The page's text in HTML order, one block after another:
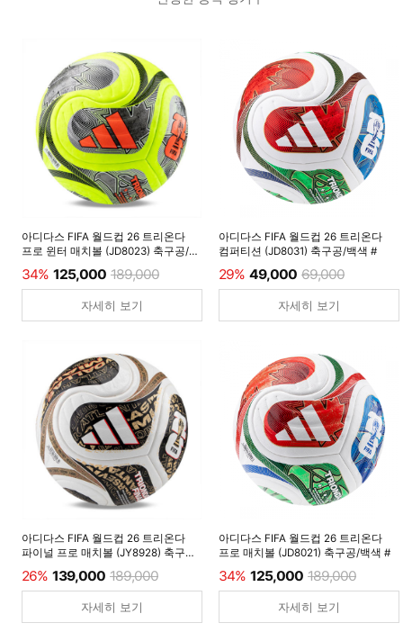
아디다스 FIFA 월드컵 26 트리온다
프로 윈터 매치볼 (JD8023) 축구공/
34% 125,000 189,000
자세히 보기
아디다스 FIFA 월드컵 26 트리온다
컴퍼티션 (JD8031) 축구공/백색 #
29% 49,000 69,000
자세히 보기
아디다스 FIFA 월드컵 26 트리온다
파이널 프로 매치볼 (JY8928) 축구공/
26% 139,000 189,000
자세히 보기
아디다스 FIFA 월드컵 26 트리온다
프로 매치볼 (JD8021) 축구공/백색 #
34% 125,000 189,000
자세히 보기